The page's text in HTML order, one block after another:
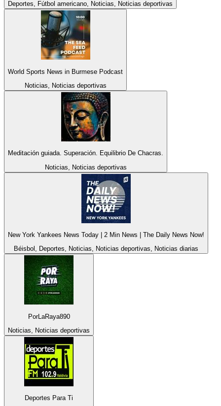
Deportes, Fútbol americano, Noticias, Noticias deportivas
World Sports News in Burmese Podcast
Noticias, Noticias deportivas
Meditación guiada. Superación. Equilibrio De Chacras.
Noticias, Noticias deportivas
New York Yankees News Today | 2 Min News | The Daily News Now!
Béisbol, Deportes, Noticias, Noticias deportivas, Noticias diarias
PorLaRaya890
Noticias, Noticias deportivas
Deportes Para Ti